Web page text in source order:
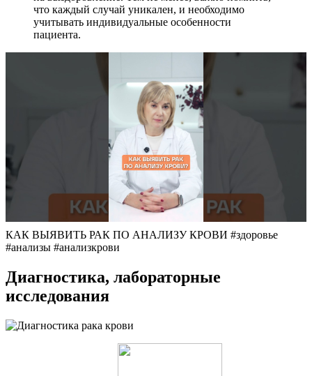
что каждый случай уникален, и необходимо
учитывать индивидуальные особенности
пациента.
КАК ВЫЯВИТЬ РАК ПО АНАЛИЗУ КРОВИ #здоровье
#анализы #анализкрови
Диагностика, лабораторные
исследования